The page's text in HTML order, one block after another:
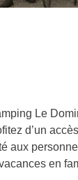
Le
d’un
aux
en